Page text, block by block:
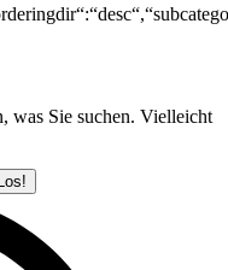
was Sie suchen. Vielleicht